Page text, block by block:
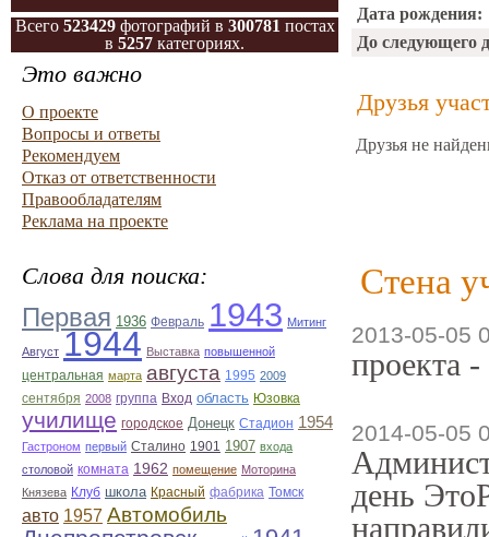
Всего 523429фотографий в 300781 постах
в 5257 категориях.
Это важно
О проекте
Вопросы и ответы
Рекомендуем
Отказ от ответственности
Правообладателям
Реклама на проекте
Слова для поиска:
Первая 1936 Февраль 1943 Митинг
Август 1944 Выставка повышенной
центральная марта августа 1995 2009
сентября 2008 группа Вход область Юзовка
училище городское Донецк Стадион 1954
Гастроном первый Сталино 1901 1907 входа
столовой комната 1962 помещение Моторина
Князева Клуб школа Красный фабрика Томск
авто 1957 Автомобиль
Дата рождения:
До следующего
Друзья
Друзья не
Стена
2013-05-05
проекта
2014-05-05
день